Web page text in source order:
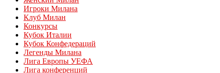
Игроки Милана
Клуб Милан
Конкурсы
Кубок Италии
Кубок Конфедераций
Легенды Милана
Лига Европы УЕФА
Лига конференций